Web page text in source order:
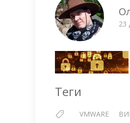
23
Теги
VMWARE